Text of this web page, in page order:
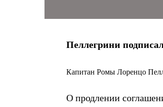
Пеллегрини
Капитан Ромы Лоренцо
О продлении